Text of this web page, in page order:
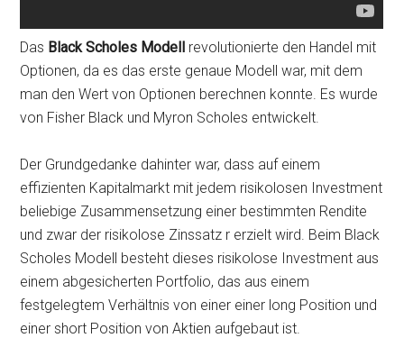
Das Black Scholes Modell revolutionierte den Handel mit
Optionen, da es das erste genaue Modell war, mit dem
man den Wert von Optionen berechnen konnte. Es wurde
von Fisher Black und Myron Scholes entwickelt.
Der Grundgedanke dahinter war, dass auf einem
effizienten Kapitalmarkt mit jedem risikolosen Investment
beliebige Zusammensetzung einer bestimmten Rendite
und zwar der risikolose Zinssatz r erzielt wird. Beim Black
Scholes Modell besteht dieses risikolose Investment aus
einem abgesicherten Portfolio, das aus einem
festgelegtem Verhältnis von einer einer long Position und
einer short Position von Aktien aufgebaut ist.